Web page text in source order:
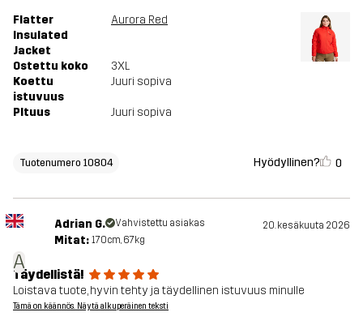
Flatter
Insulated
Jacket
Aurora Red
Ostettu koko
3XL
Koettu
istuvuus
Juuri sopiva
PItuus Juuri sopiva
Tuotenumero 10804 Hyödyllinen? 0
A
Adrian G. Vahvistettu asiakas 20. kesäkuuta 2026
Mitat: 170cm, 67kg
Täydellistä!
Loistava tuote, hyvin tehty ja täydellinen istuvuus minulle
Tämä on käännös. Näytä alkuperäinen teksti